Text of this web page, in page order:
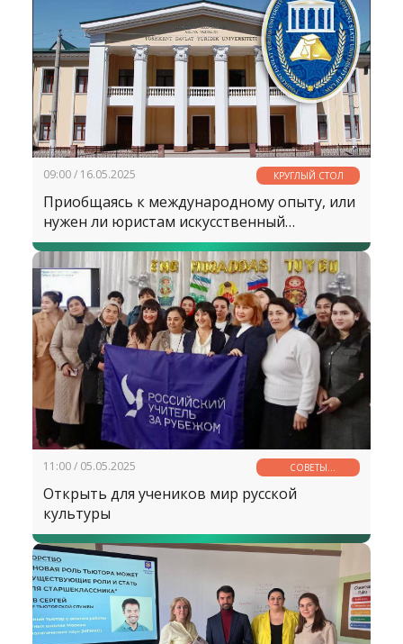
09:00 / 16.05.2025 КРУГЛЫЙ СТОЛ
Приобщаясь к международному опыту, или
нужен ли юристам искусственный
интеллект
11:00 / 05.05.2025
СОВЕТЫ
СПЕЦИАЛИСТА
Открыть для учеников мир русской
культуры